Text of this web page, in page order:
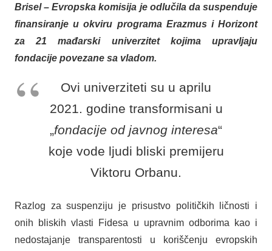
Brisel – Evropska komisija je odlučila da suspenduje
finansiranje u okviru programa Erazmus i Horizont
za 21 mađarski univerzitet kojima upravljaju
fondacije povezane sa vladom.
Ovi univerziteti su u aprilu
2021. godine transformisani u
„fondacije od javnog interesa“
koje vode ljudi bliski premijeru
Viktoru Orbanu.
Razlog za suspenziju je prisustvo političkih ličnosti i
onih bliskih vlasti Fidesa u upravnim odborima kao i
nedostajanje transparentosti u koriščenju evropskih